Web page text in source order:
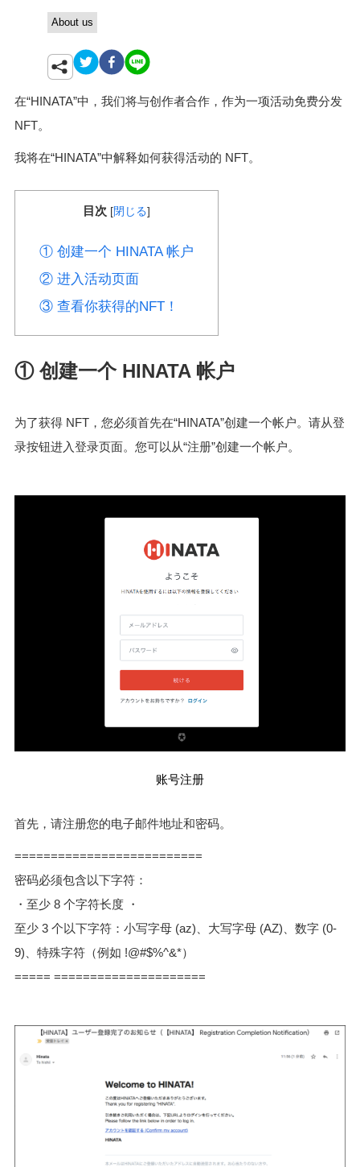
About us
在“HINATA”中，我们将与创作者合作，作为一项活动免费分发
NFT。
我将在“HINATA”中解释如何获得活动的 NFT。
目次 [閉じる]
① 创建一个 HINATA 帐户
② 进入活动页面
③ 查看你获得的NFT！
① 创建一个 HINATA 帐户
为了获得 NFT，您必须首先在“HINATA”创建一个帐户。请从登
录按钮进入登录页面。您可以从“注册”创建一个帐户。
账号注册
首先，请注册您的电子邮件地址和密码。
==========================
密码必须包含以下字符：
・至少 8 个字符长度 ・
至少 3 个以下字符：小写字母 (az)、大写字母 (AZ)、数字 (0-
9)、特殊字符（例如 !@#$%^&*）
===== =====================